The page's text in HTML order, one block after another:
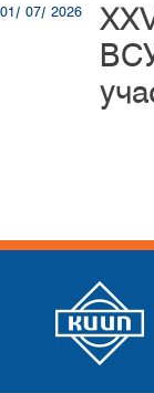
01/ 07/ 2026